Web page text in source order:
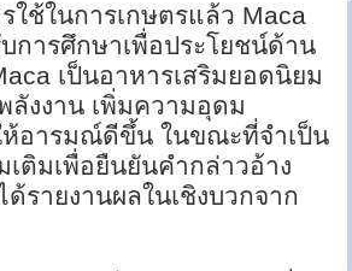
ใช้ในการเกษตรแล้ว Maca
การศึกษาเพื่อประโยชน์ด้าน
เป็นอาหารเสริมยอดนิยม
ลังงาน เพิ่มความอุดม
อารมณ์ดีขึ้น ในขณะที่จำเป็น
เติมเพื่อยืนยันคำกล่าวอ้าง
รายงานผลในเชิงบวกจาก